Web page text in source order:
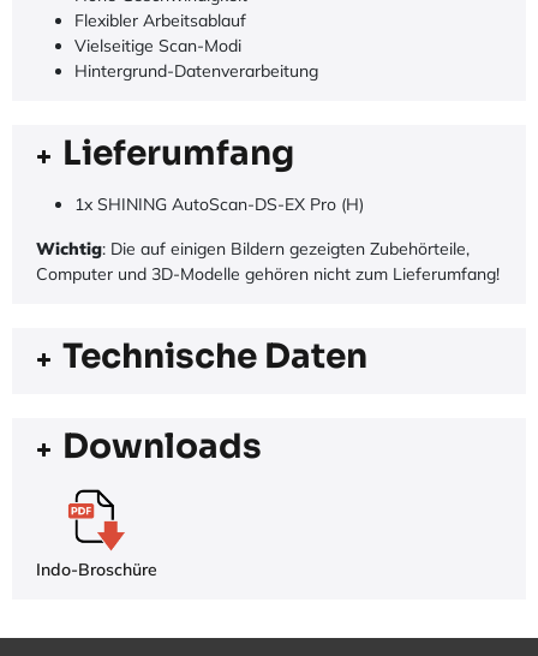
Flexibler Arbeitsablauf
Vielseitige Scan-Modi
Hintergrund-Datenverarbeitung
Lieferumfang
1x SHINING AutoScan-DS-EX Pro (H)
Wichtig: Die auf einigen Bildern gezeigten Zubehörteile,
Computer und 3D-Modelle gehören nicht zum Lieferumfang!
Technische Daten
Downloads
Indo-Broschüre